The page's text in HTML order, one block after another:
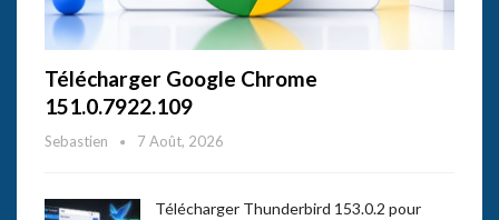
Télécharger Google Chrome
151.0.7922.109
Sebastien 7 Août, 2026
Télécharger Thunderbird 153.0.2 pour